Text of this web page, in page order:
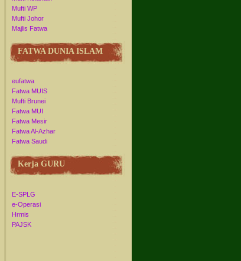
Mufti WP
Mufti Johor
Majlis Fatwa
FATWA DUNIA ISLAM
eufatwa
Fatwa MUIS
Mufti Brunei
Fatwa MUI
Fatwa Mesir
Fatwa Al-Azhar
Fatwa Saudi
Kerja GURU
E-SPLG
e-Operasi
Hrmis
PAJSK